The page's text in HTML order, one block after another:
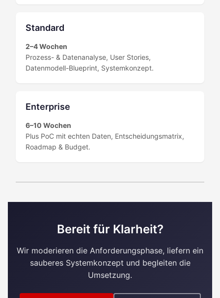
Standard
2–4 Wochen
Prozess- & Datenanalyse, User Stories,
Datenmodell-Blueprint, Systemkonzept.
Enterprise
6–10 Wochen
Plus PoC mit echten Daten, Entscheidungsmatrix,
Roadmap & Budget.
Bereit für Klarheit?
Wir moderieren die Anforderungsphase, liefern ein
sauberes Systemkonzept und begleiten die
Umsetzung.